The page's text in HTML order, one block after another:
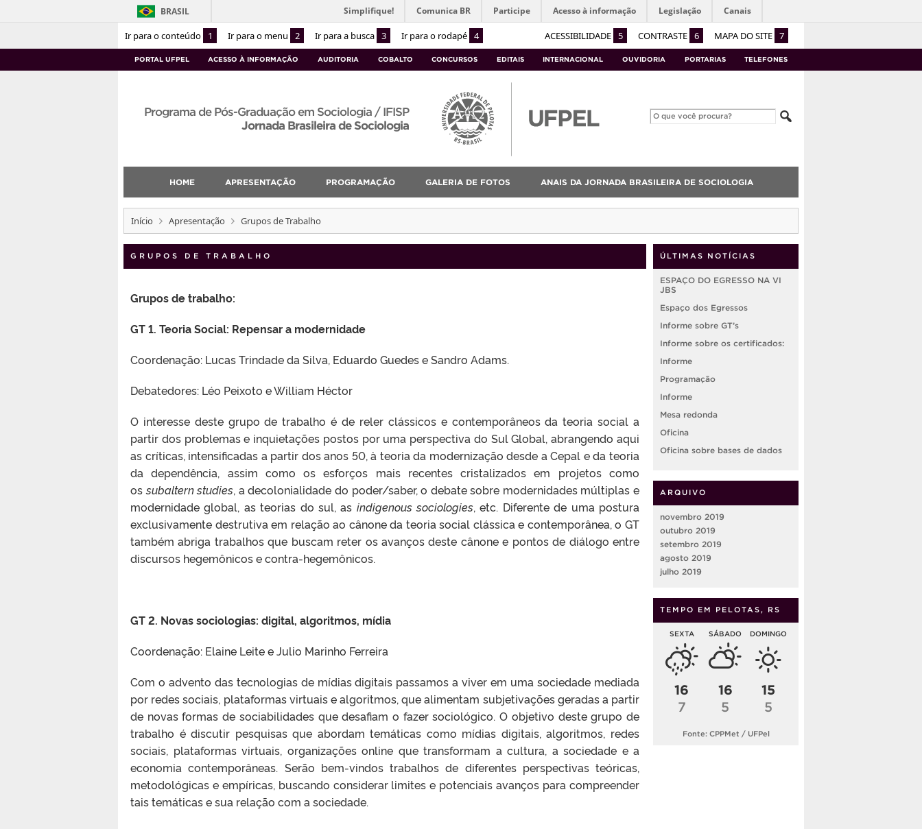
Ir para o conteúdo 1 Ir para o menu 2 Ir para a busca 3 Ir para o rodapé 4 ACESSIBILIDADE 5 CONTRASTE 6 MAPA DO SITE 7
BRASIL Simplifique! Comunica BR Participe Acesso à informação Legislação Canais
PORTAL UFPEL ACESSO À INFORMAÇÃO AUDITORIA COBALTO CONCURSOS EDITAIS INTERNACIONAL OUVIDORIA PORTARIAS TELEFONES
Programa de Pós-Graduação em Sociologia / IFISP
Jornada Brasileira de Sociologia
HOME APRESENTAÇÃO PROGRAMAÇÃO GALERIA DE FOTOS ANAIS DA JORNADA BRASILEIRA DE SOCIOLOGIA
Início Apresentação Grupos de Trabalho
GRUPOS DE TRABALHO
Grupos de trabalho:
GT 1. Teoria Social: Repensar a modernidade
Coordenação: Lucas Trindade da Silva, Eduardo Guedes e Sandro Adams.
Debatedores: Léo Peixoto e William Héctor
O interesse deste grupo de trabalho é de reler clássicos e contemporâneos da teoria social a
partir dos problemas e inquietações postos por uma perspectiva do Sul Global, abrangendo aqui
as críticas, intensificadas a partir dos anos 50, à teoria da modernização desde a Cepal e da teoria
da dependência, assim como os esforços mais recentes cristalizados em projetos como
ossubaltern studies, a decolonialidade do poder/saber, o debate sobre modernidades múltiplas e
modernidade global, as teorias do sul, as indigenous sociologies, etc. Diferente de uma postura
exclusivamente destrutiva em relação ao cânone da teoria social clássica e contemporânea, o GT
também abriga trabalhos que buscam reter os avanços deste cânone e pontos de diálogo entre
discursos hegemônicos e contra-hegemônicos.
GT 2. Novas sociologias: digital, algoritmos, mídia
Coordenação: Elaine Leite e Julio Marinho Ferreira
Com o advento das tecnologias de mídias digitais passamos a viver em uma sociedade mediada
por redes sociais, plataformas virtuais e algoritmos, que alimentam subjetivações geradas a partir
de novas formas de sociabilidades que desafiam o fazer sociológico. O objetivo deste grupo de
trabalho é discutir pesquisas que abordam temáticas como mídias digitais, algoritmos, redes
sociais, plataformas virtuais, organizações online que transformam a cultura, a sociedade e a
economia contemporâneas. Serão bem-vindos trabalhos de diferentes perspectivas teóricas,
metodológicas e empíricas, buscando considerar limites e potenciais avanços para compreender
tais temáticas e sua relação com a sociedade.
ÚLTIMAS NOTÍCIAS
ESPAÇO DO EGRESSO NA VI
JBS
Espaço dos Egressos
Informe sobre GT’s
Informe sobre os certificados:
Informe
Programação
Informe
Mesa redonda
Oficina
Oficina sobre bases de dados
ARQUIVO
novembro 2019
outubro 2019
setembro 2019
agosto 2019
julho 2019
TEMPO EM PELOTAS, RS
SEXTA
16
7
SÁBADO
16
5
DOMINGO
15
5
Fonte: CPPMet / UFPel